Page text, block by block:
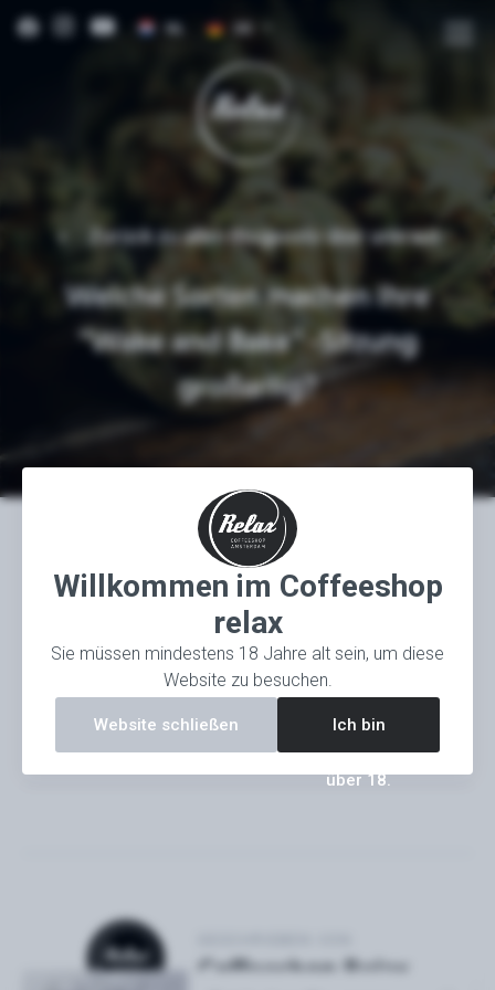
NL
EN
FR
IT
Zurück zu allen Blogposts überunkraut
Welche Sorten machen Ihre
"Wake and Bake" -Sitzung
großartig?
GESCHRIEBEN VON
Coffeeshop Relax
Unkraut 3 min min read
Coffeeshop Relax
Willkommen im Coffeeshop
relax
Sie müssen mindestens 18 Jahre alt sein, um diese
Website zu besuchen.
Website schließen Ich bin
über 18.